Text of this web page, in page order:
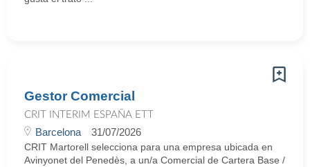
Gestor Comercial
CRIT INTERIM ESPAÑA ETT
Barcelona 31/07/2026
CRIT Martorell selecciona para una empresa ubicada en
Avinyonet del Penedès, a un/a Comercial de Cartera Base /